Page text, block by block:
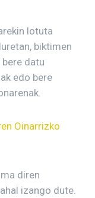
lotuta
biktimen
datu
edo bere
Oinarrizko
diren
izango dute.